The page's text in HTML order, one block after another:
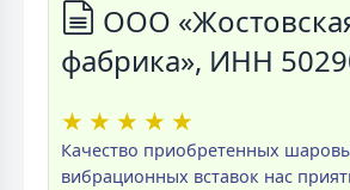
ООО
фабрика», ИНН
★ ★ ★ ★ ★
Качество приобретенных
вибрационных вставок нас